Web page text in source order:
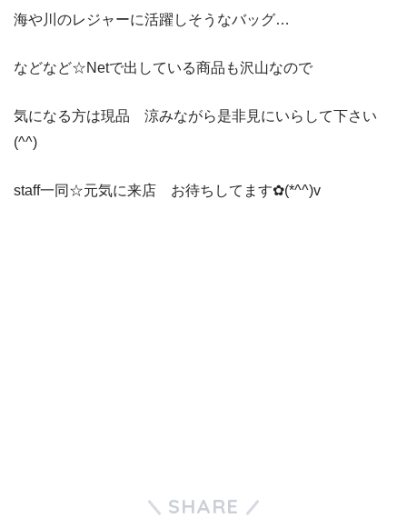
海や川のレジャーに活躍しそうなバッグ…
などなど☆Netで出している商品も沢山なので
気になる方は現品 涼みながら是非見にいらして下さい
(^^)
staff一同☆元気に来店 お待ちしてます✿(*^^)v
SHARE